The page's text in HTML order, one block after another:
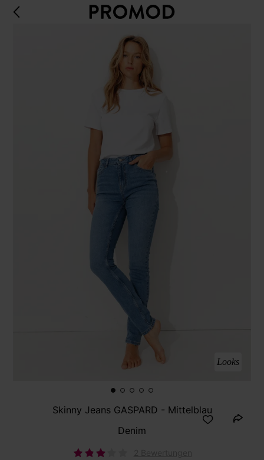
Looks
Skinny Jeans GASPARD - Mittelblau
Denim